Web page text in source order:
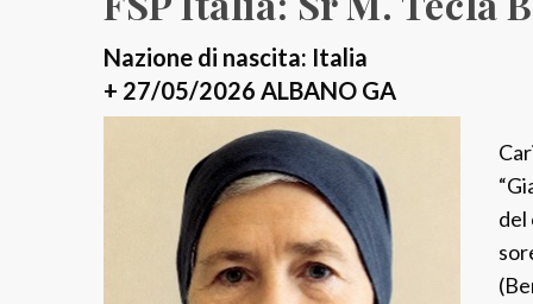
Nazione di nascita: Italia
+ 27/05/2026 ALBANO GA
del